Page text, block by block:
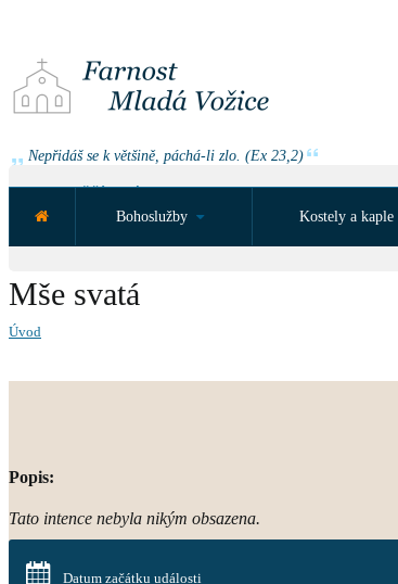
Nepřidáš se k většině, páchá-li zlo. (Ex 23,2)
Bohoslužby
Kostely a kaple
Mše svatá
Úvod
Popis:
Tato intence nebyla nikým obsazena.
Datum začátku události